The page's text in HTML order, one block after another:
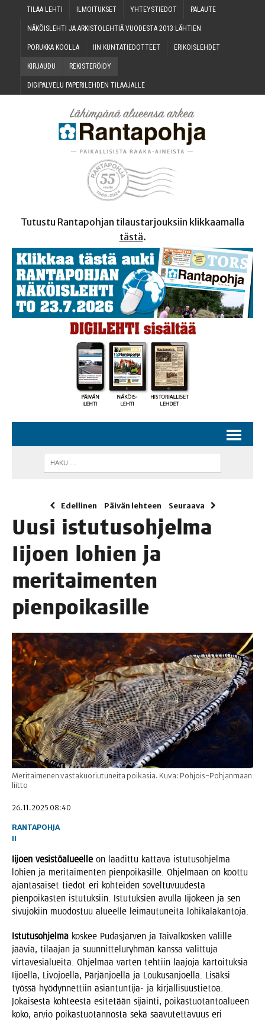
TILAA LEH­TI ILMOI­TUK­SET YHTEYS­TIE­DOT PALAU­TE
NÄKÖIS­LEH­TI JA ARKIS­TO­LEH­TIÄ VUO­DES­TA 2013 LÄHTIEN
PORUK­KA KOOLLA IIN KUN­TA­TIE­DOT­TEET ERI­KOIS­LEH­DET
KIR­JAU­DU REKIS­TE­RÖI­DY
DIGI­PAL­VE­LU PAPE­RI­LEH­DEN TILAAJALLE
Tutustu Rantapohjan tilaustarjouksiin klikkaamalla
tästä.
Edellinen Päivän lehteen Seuraava
Uusi istu­tus­oh­jel­ma
Iijoen lohien ja
meri­tai­men­ten
pienpoikasille
Meritaimenen vastakuoriutuneita poikasia. Kuva: Pohjois-Pohjanmaan
liitto
26.11.2025 08:40
RANTAPOHJA
II
Iijoen vesis­tö­alu­eel­le on laa­dit­tu kat­ta­va istu­tus­oh­jel­ma
lohien ja meri­tai­men­ten pien­poi­ka­sil­le. Ohjel­maan on koot­tu
ajan­ta­sai­set tie­dot eri koh­tei­den sovel­tu­vuu­des­ta
pien­poi­kas­ten istu­tuk­siin. Istu­tuk­sien avul­la Iijo­keen ja sen
sivu­jo­kiin muo­dos­tuu alu­eel­le lei­mau­tu­nei­ta lohikalakantoja.
Istu­tus­oh­jel­ma kos­kee Pudas­jär­ven ja Tai­val­kos­ken välil­le
jää­viä, tilaa­jan ja suun­nit­te­lu­ryh­män kans­sa valit­tu­ja
vir­ta­ve­sia­luei­ta. Ohjel­maa var­ten teh­tiin laa­jo­ja kar­toi­tuk­sia
Iijoel­la, Livo­joel­la, Pär­jän­joel­la ja Lou­kusan­joel­la. Lisäk­si
työs­sä hyö­dyn­net­tiin asian­tun­ti­ja- ja kir­jal­li­suus­tie­toa.
Jokai­ses­ta koh­tees­ta esi­te­tään sijain­ti, poi­kas­tuo­tan­toa­lu­een
koko, arvio poi­kas­tuo­tan­nos­ta sekä saa­vu­tet­ta­vuus eri